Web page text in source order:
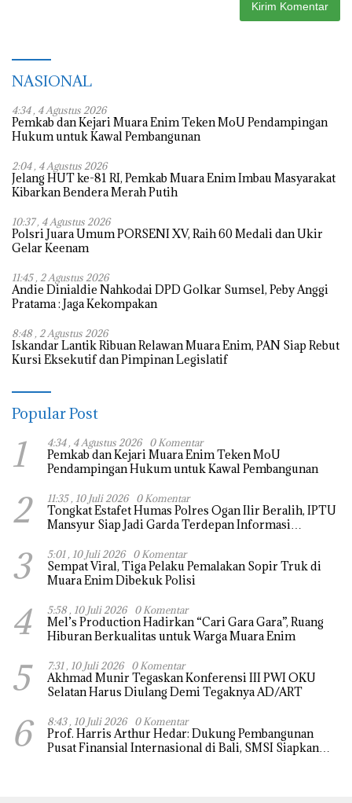
NASIONAL
4:34 , 4 Agustus 2026
Pemkab dan Kejari Muara Enim Teken MoU Pendampingan
Hukum untuk Kawal Pembangunan
2:04 , 4 Agustus 2026
Jelang HUT ke-81 RI, Pemkab Muara Enim Imbau Masyarakat
Kibarkan Bendera Merah Putih
10:37 , 4 Agustus 2026
Polsri Juara Umum PORSENI XV, Raih 60 Medali dan Ukir
Gelar Keenam
11:45 , 2 Agustus 2026
Andie Dinialdie Nahkodai DPD Golkar Sumsel, Peby Anggi
Pratama : Jaga Kekompakan
8:48 , 2 Agustus 2026
Iskandar Lantik Ribuan Relawan Muara Enim, PAN Siap Rebut
Kursi Eksekutif dan Pimpinan Legislatif
Popular Post
1 4:34 , 4 Agustus 2026 0 Komentar
Pemkab dan Kejari Muara Enim Teken MoU
Pendampingan Hukum untuk Kawal Pembangunan
2 11:35 , 10 Juli 2026 0 Komentar
Tongkat Estafet Humas Polres Ogan Ilir Beralih, IPTU
Mansyur Siap Jadi Garda Terdepan Informasi
3 5:01 , 10 Juli 2026 0 Komentar
Sempat Viral, Tiga Pelaku Pemalakan Sopir Truk di
Muara Enim Dibekuk Polisi
4 5:58 , 10 Juli 2026 0 Komentar
Mel’s Production Hadirkan “Cari Gara Gara”, Ruang
Hiburan Berkualitas untuk Warga Muara Enim
5 7:31 , 10 Juli 2026 0 Komentar
Akhmad Munir Tegaskan Konferensi III PWI OKU
Selatan Harus Diulang Demi Tegaknya AD/ART
6 8:43 , 10 Juli 2026 0 Komentar
Prof. Harris Arthur Hedar: Dukung Pembangunan
Pusat Finansial Internasional di Bali, SMSI Siapkan